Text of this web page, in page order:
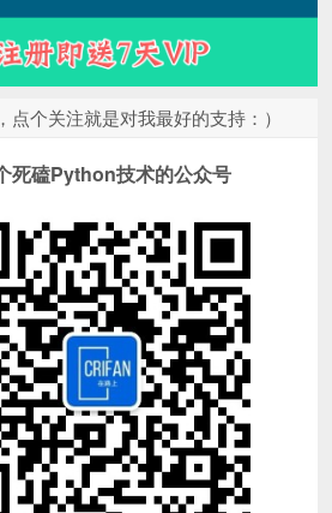
点个关注就是对我最好的支持：）
死磕Python技术的公众号